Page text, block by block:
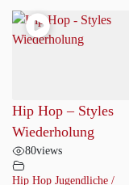
Hip Hop – Styles
Wiederholung
80views
Hip Hop Jugendliche /